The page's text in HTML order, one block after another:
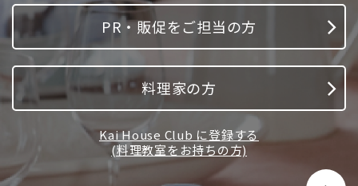
PR・販促をご担当の方
料理家の方
Kai House Club に登録する
(料理教室をお持ちの方)